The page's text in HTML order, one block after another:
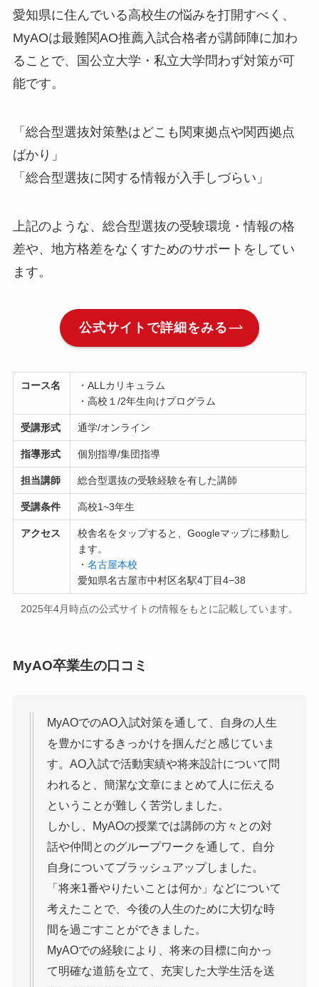
愛知県に住んでいる高校生の悩みを打開すべく、
MyAOは最難関AO推薦入試合格者が講師陣に加わ
ることで、国公立大学・私立大学問わず対策が可
能です。
「総合型選抜対策塾はどこも関東拠点や関西拠点
ばかり」
「総合型選抜に関する情報が入手しづらい」
上記のような、総合型選抜の受験環境・情報の格
差や、地方格差をなくすためのサポートをしてい
ます。
公式サイトで詳細をみる
コース名
・ALLカリキュラム
・高校１/2年生向けプログラム
受講形式 通学/オンライン
指導形式 個別指導/集団指導
担当講師 総合型選抜の受験経験を有した講師
受講条件 高校1~3年生
アクセス
校舎名をタップすると、Googleマップに移動し
ます。
・名古屋本校
愛知県名古屋市中村区名駅4丁目4−38
2025年4月時点の公式サイトの情報をもとに記載しています。
MyAO卒業生の口コミ
MyAOでのAO入試対策を通して、自身の人生
を豊かにするきっかけを掴んだと感じていま
す。AO入試で活動実績や将来設計について問
われると、簡潔な文章にまとめて人に伝える
ということが難しく苦労しました。
しかし、MyAOの授業では講師の方々との対
話や仲間とのグループワークを通して、自分
自身についてブラッシュアップしました。
「将来1番やりたいことは何か」などについて
考えたことで、今後の人生のために大切な時
間を過ごすことができました。
MyAOでの経験により、将来の目標に向かっ
て明確な道筋を立て、充実した大学生活を送